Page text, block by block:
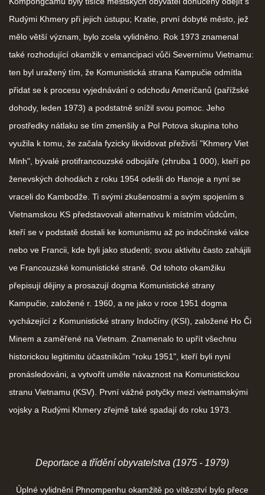
Rudými Khmery při jejich ústupu; Kratie, první dobyté město, jež
mělo větší význam, bylo zcela vylidněno. Rok 1973 znamenal
také rozhodující okamžik v emancipaci vůči Severnímu Vietnamu:
ten byl uražený tím, že Komunistická strana Kampučie odmítla
přidat se k procesu vyjednávání o odchodu Američanů (pařížské
dohody, leden 1973) a podstatně snížil svou pomoc. Jeho
prostředky nátlaku se tím zmenšily a Pol Potova skupina toho
využila k tomu, že začala fyzicky likvidovat přeživší "Khmery Viet
Minh", bývalé protifrancouzské odbojáře (zhruba 1 000), kteří po
ženevských dohodách z roku 1954 odešli do Hanoje a nyní se
vraceli do Kambodže. Ti svými zkušenostmi a svým spojením s
Vietnamskou KS představovali alternativu k místním vůdcům,
kteří se v podstatě dostali ke komunismu až po indočínské válce
nebo ve Francii, kde byli jako studenti; svou aktivitu často zahájili
ve Francouzské komunistické straně. Od tohoto okamžiku
přepisují dějiny a prosazují dogma Komunistické strany
Kampučie, založené r. 1960, a ne jako v roce 1951 dogma
vycházející z Komunistické strany Indočíny (KSI), založené Ho Či
Minem a zaměřené na Vietnam. Znamenalo to upřít všechnu
historickou legitimitu účastníkům "roku 1951", kteří byli nyní
pronásledováni, a vytvořit uměle návaznost na Komunistickou
stranu Vietnamu (KSV). První vážné potyčky mezi vietnamskými
vojsky a Rudými Khmery zřejmě také spadají do roku 1973.
Deportace a třídění obyvatelstva (1975 - 1979)
Úplné vylidnění Phnompenhu okamžitě po vítězství bylo přece